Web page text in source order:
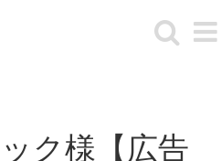
ク様【広告